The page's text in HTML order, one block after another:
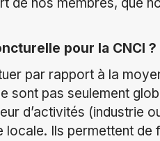
de nos membres, que
pour la CNCI ?
par rapport à la
sont pas seulement
d’activités (industrie
Ils permettent de